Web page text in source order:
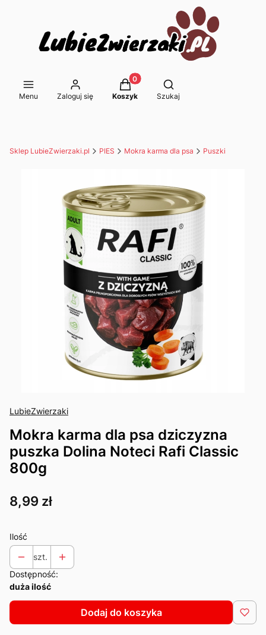
Menu Zaloguj się
Produkty w koszyku: 0. Zobacz
Koszyk
Otwórz wyszukiwarkę
Szukaj
Sklep LubieZwierzaki.pl PIES Mokra karma dla psa Puszki
LubieZwierzaki
Mokra karma dla psa dziczyzna
puszka Dolina Noteci Rafi Classic
800g
Cena
8,99 zł
Ilość
szt.
Dostępność:
duża ilość
Dodaj do koszyka